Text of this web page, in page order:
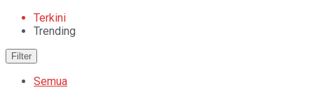
Terkini
Trending
Filter
Semua